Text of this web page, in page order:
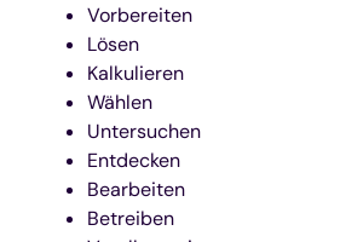
Vorbereiten
Lösen
Kalkulieren
Wählen
Untersuchen
Entdecken
Bearbeiten
Betreiben